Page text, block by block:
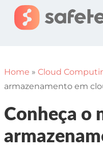
Home » Cloud
armazenamento em
Conheça o